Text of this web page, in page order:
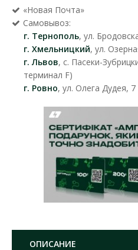
«Новая Почта»
Самовывоз:
г. Тернополь, ул.
г. Хмельницкий, ул.
г. Львов, с. Пасеки-
терминал F)
г. Ровно, ул. Олега Дудея, 7
ОПИСАНИЕ